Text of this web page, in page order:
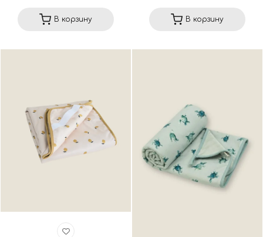
В корзину В корзину